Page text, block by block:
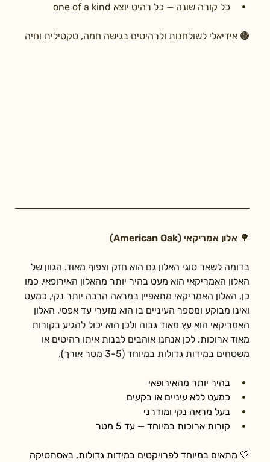
כל קורה שונה — כל רהיט יוצא one of a kind
🟤 אידיאלי לשולחנות ולרהיטים בגישה חמה, טקטילית וחיה
🌳 אלון אמריקאי (American Oak)
בדומה לשאר סוגי האלון גם הוא חזק וצפוף מאוד. הגוון של
האלון האמריקאי הוא מעט בהיר יותר מהאלון האירופאי. כמו
כן, האלון האמריקאי מתאפיין במראה הרבה יותר נקי, כמעט
ואינו מבוקע ומספר העיניים בו הוא מזערי עד אפסי. האלון
האמריקאי הוא עץ מאוד גבוה ולכן הוא יכול להגיע בקורות
מאוד ארוכות. לכן אנחנו אוהבים לבנות איתו רהיטים או
משטחים במידות גדולות במיוחד (3-5 מטר אורך).
בהיר יותר מהאירופאי
כמעט ללא עיניים או בקעים
בעל מראה נקי ומודרני
קורות ארוכות במיוחד — עד 5 מטר
🤍 מתאים במיוחד לפרויקטים במידות גדולות, באסתטיקה